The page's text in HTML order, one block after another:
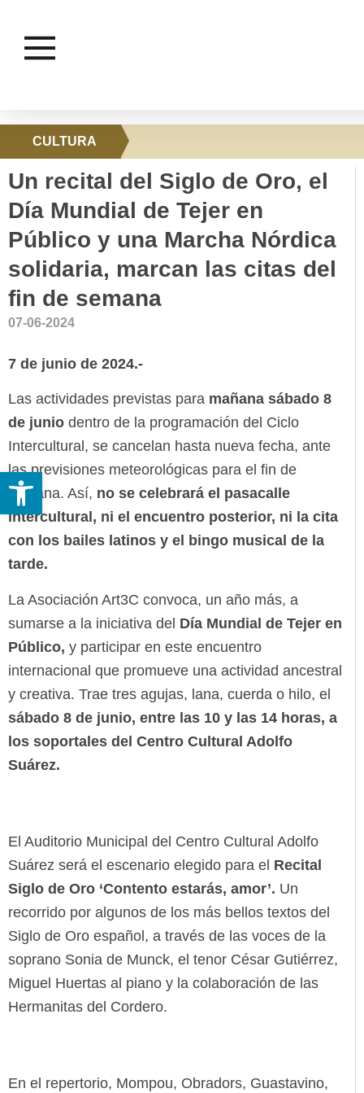
CULTURA
Un recital del Siglo de Oro, el
Día Mundial de Tejer en
Público y una Marcha Nórdica
solidaria, marcan las citas del
fin de semana
07-06-2024
7 de junio de 2024.-
Las actividades previstas para mañana sábado 8
de junio dentro de la programación del Ciclo
Intercultural, se cancelan hasta nueva fecha, ante
las previsiones meteorológicas para el fin de
semana. Así, no se celebrará el pasacalle
intercultural, ni el encuentro posterior, ni la cita
con los bailes latinos y el bingo musical de la
tarde.
La Asociación Art3C convoca, un año más, a
sumarse a la iniciativa del Día Mundial de Tejer en
Público, y participar en este encuentro
internacional que promueve una actividad ancestral
y creativa. Trae tres agujas, lana, cuerda o hilo, el
sábado 8 de junio, entre las 10 y las 14 horas, a
los soportales del Centro Cultural Adolfo
Suárez.
El Auditorio Municipal del Centro Cultural Adolfo
Suárez será el escenario elegido para el Recital
Siglo de Oro ‘Contento estarás, amor’. Un
recorrido por algunos de los más bellos textos del
Siglo de Oro español, a través de las voces de la
soprano Sonia de Munck, el tenor César Gutiérrez,
Miguel Huertas al piano y la colaboración de las
Hermanitas del Cordero.
En el repertorio, Mompou, Obradors, Guastavino,
Abrir barra de herramientas